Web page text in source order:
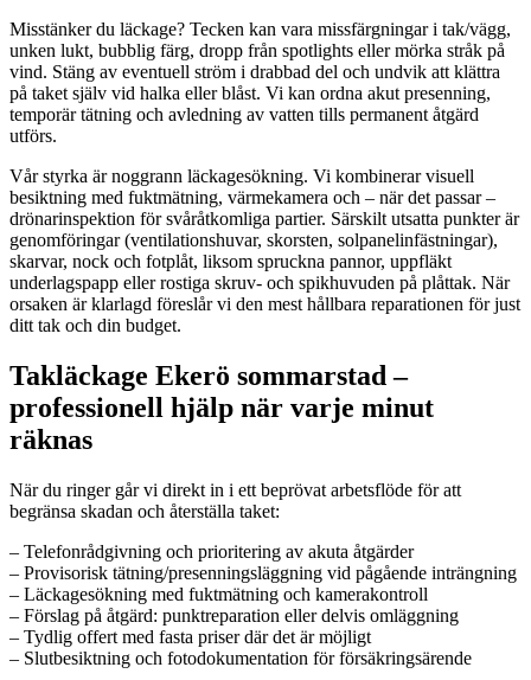
Misstänker du läckage? Tecken kan vara missfärgningar i tak/vägg,
unken lukt, bubblig färg, dropp från spotlights eller mörka stråk på
vind. Stäng av eventuell ström i drabbad del och undvik att klättra
på taket själv vid halka eller blåst. Vi kan ordna akut presenning,
temporär tätning och avledning av vatten tills permanent åtgärd
utförs.
Vår styrka är noggrann läckagesökning. Vi kombinerar visuell
besiktning med fuktmätning, värmekamera och – när det passar –
drönarinspektion för svåråtkomliga partier. Särskilt utsatta punkter är
genomföringar (ventilationshuvar, skorsten, solpanelinfästningar),
skarvar, nock och fotplåt, liksom spruckna pannor, uppfläkt
underlagspapp eller rostiga skruv- och spikhuvuden på plåttak. När
orsaken är klarlagd föreslår vi den mest hållbara reparationen för just
ditt tak och din budget.
Takläckage Ekerö sommarstad –
professionell hjälp när varje minut
räknas
När du ringer går vi direkt in i ett beprövat arbetsflöde för att
begränsa skadan och återställa taket:
– Telefonrådgivning och prioritering av akuta åtgärder
– Provisorisk tätning/presenningsläggning vid pågående inträngning
– Läckagesökning med fuktmätning och kamerakontroll
– Förslag på åtgärd: punktreparation eller delvis omläggning
– Tydlig offert med fasta priser där det är möjligt
– Slutbesiktning och fotodokumentation för försäkringsärende